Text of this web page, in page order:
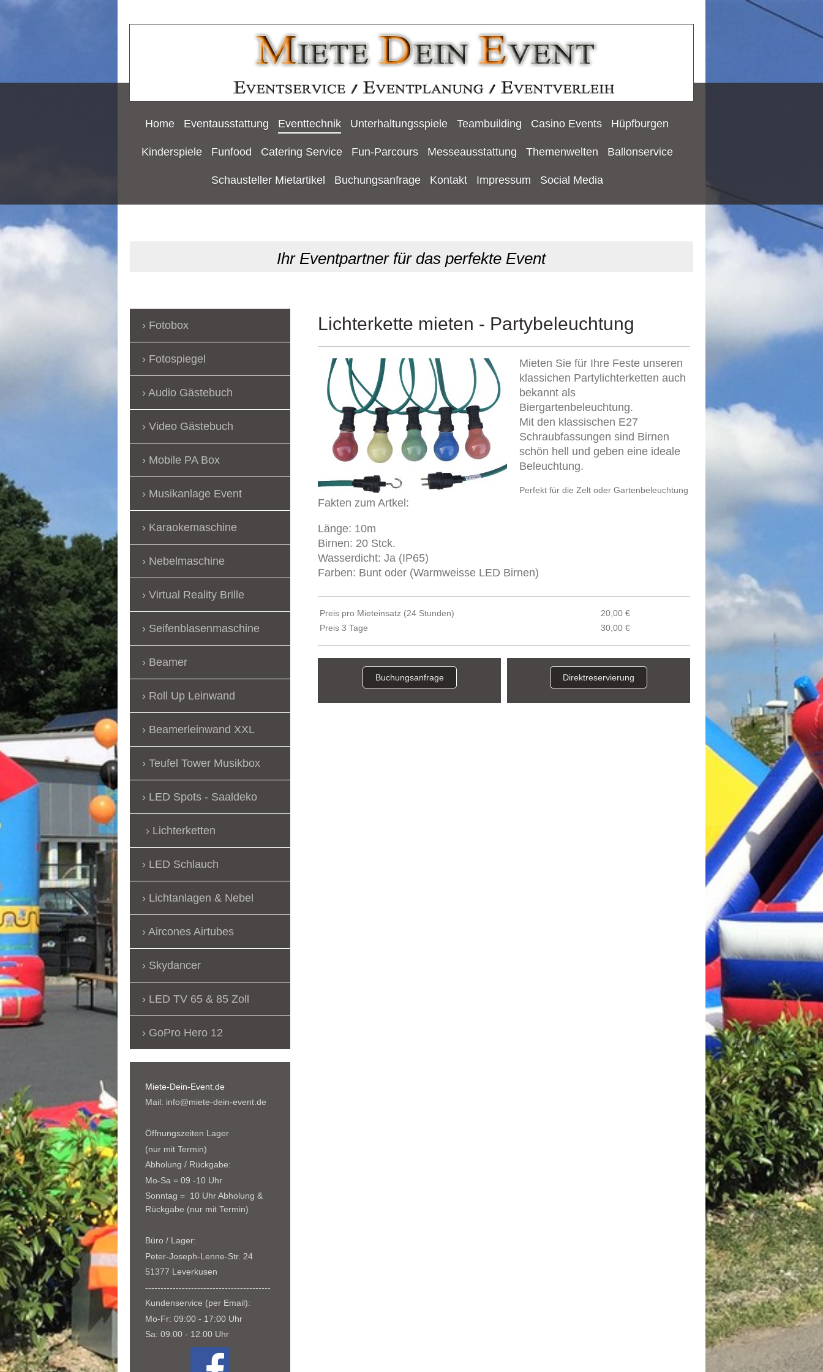
Home Eventausstattung Eventtechnik Unterhaltungsspiele Teambuilding Casino Events Hüpfburgen
Kinderspiele Funfood Catering Service Fun-Parcours Messeausstattung Themenwelten Ballonservice
Schausteller Mietartikel Buchungsanfrage Kontakt Impressum Social Media
Ihr Eventpartner für das perfekte Event
Lichterkette mieten - Partybeleuchtung
Mieten Sie für Ihre Feste unseren
klassichen Partylichterketten auch
bekannt als
Biergartenbeleuchtung.
Mit den klassischen E27
Schraubfassungen sind Birnen
schön hell und geben eine ideale
Beleuchtung.
Perfekt für die Zelt oder Gartenbeleuchtung
Fakten zum Artkel:
Länge: 10m
Birnen: 20 Stck.
Wasserdicht: Ja (IP65)
Farben: Bunt oder (Warmweisse LED Birnen)
Preis pro Mieteinsatz (24 Stunden)
20,00 €
Preis 3 Tage
30,00 €
Buchungsanfrage Direktreservierung
Fotobox
Fotospiegel
Audio Gästebuch
Video Gästebuch
Mobile PA Box
Musikanlage Event
Karaokemaschine
Nebelmaschine
Virtual Reality Brille
Seifenblasenmaschine
Beamer
Roll Up Leinwand
Beamerleinwand XXL
Teufel Tower Musikbox
LED Spots - Saaldeko
Lichterketten
LED Schlauch
Lichtanlagen & Nebel
Aircones Airtubes
Skydancer
LED TV 65 & 85 Zoll
GoPro Hero 12
Miete-Dein-Event.de
Mail: info@miete-dein-event.de
Öffnungszeiten Lager
(nur mit Termin)
Abholung / Rückgabe:
Mo-Sa = 09 -10 Uhr
Sonntag = 10 Uhr Abholung &
Rückgabe (nur mit Termin)
Büro / Lager:
Peter-Joseph-Lenne-Str. 24
51377 Leverkusen
-----------------------------------------
Kundenservice (per Email):
Mo-Fr: 09:00 - 17:00 Uhr
Sa: 09:00 - 12:00 Uhr